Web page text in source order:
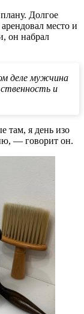
Долгое
место и
он набрал
деле мужчина
и
там, я день изо
— говорит он.